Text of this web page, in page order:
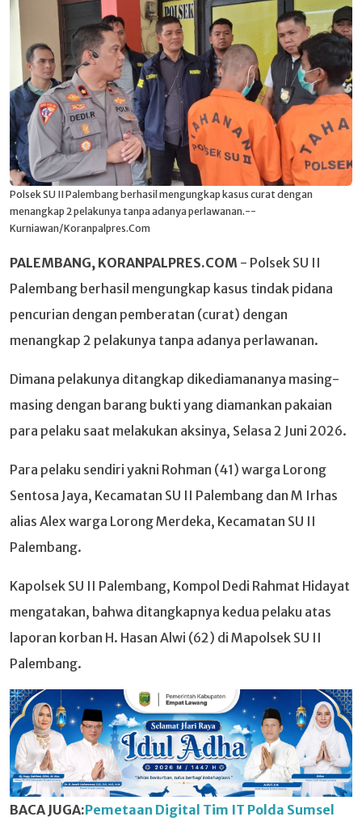
Polsek SU II Palembang berhasil mengungkap kasus curat dengan
menangkap 2 pelakunya tanpa adanya perlawanan.--
Kurniawan/Koranpalpres.Com
PALEMBANG, KORANPALPRES.COM - Polsek SU II
Palembang berhasil mengungkap kasus tindak pidana
pencurian dengan pemberatan (curat) dengan
menangkap 2 pelakunya tanpa adanya perlawanan.
Dimana pelakunya ditangkap dikediamananya masing-
masing dengan barang bukti yang diamankan pakaian
para pelaku saat melakukan aksinya, Selasa 2 Juni 2026.
Para pelaku sendiri yakni Rohman (41) warga Lorong
Sentosa Jaya, Kecamatan SU II Palembang dan M Irhas
alias Alex warga Lorong Merdeka, Kecamatan SU II
Palembang.
Kapolsek SU II Palembang, Kompol Dedi Rahmat Hidayat
mengatakan, bahwa ditangkapnya kedua pelaku atas
laporan korban H. Hasan Alwi (62) di Mapolsek SU II
Palembang.
BACA JUGA:Pemetaan Digital Tim IT Polda Sumsel